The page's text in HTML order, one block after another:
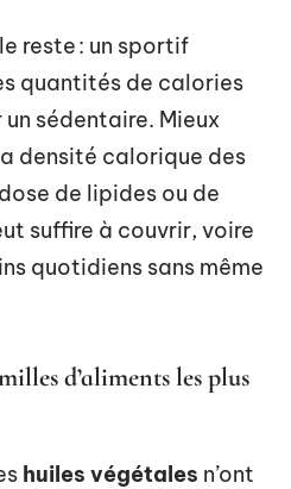
reste : un sportif
quantités de calories
sédentaire. Mieux
densité calorique des
de lipides ou de
suffire à couvrir, voire
quotidiens sans même
d’aliments les plus
huiles végétales n’ont